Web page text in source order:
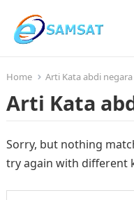
Home Arti Kata abdi negara
Arti Kata
Sorry, but nothing
try again with different